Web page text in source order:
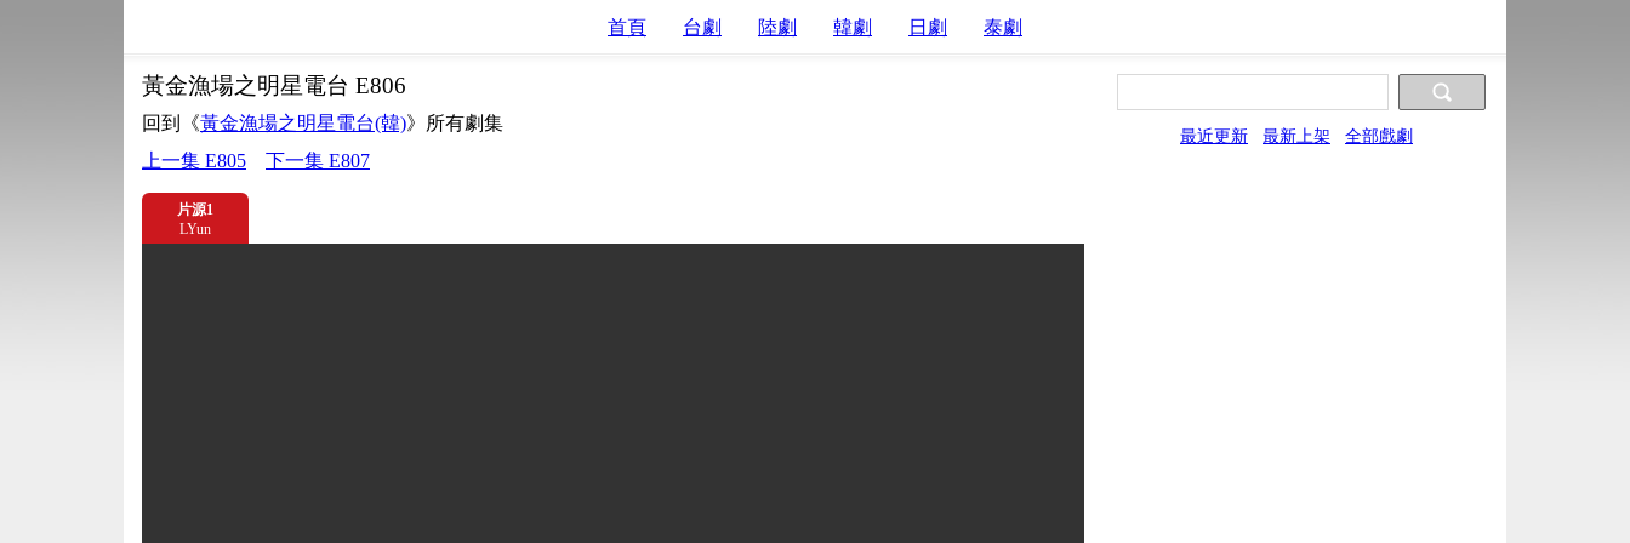
首頁 台劇 陸劇 韓劇 日劇 泰劇
最近更新 最新上架 全部戲劇
黃金漁場之明星電台 E806
回到《黃金漁場之明星電台(韓)》所有劇集
上一集 E805
下一集 E807
片源1
LYun